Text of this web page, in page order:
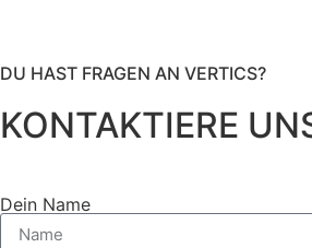
DU HAST FRAGEN AN VERTICS?
KONTAKTIERE
Dein Name